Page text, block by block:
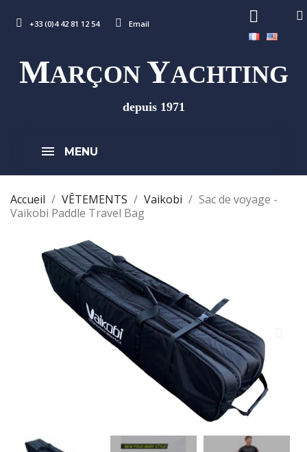
+33 (0)4 42 81 12 54 Email
MARÇON YACHTING
depuis 1971
MENU
Accueil VÊTEMENTS Vaikobi
Sac de voyage -
Vaikobi Paddle Travel Bag